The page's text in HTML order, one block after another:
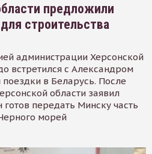
предложили
строительства
администрации Херсонской
встретился с Александром
в Беларусь. После
области заявил
передать Минску часть
морей